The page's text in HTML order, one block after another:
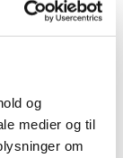
og
medier og til
om